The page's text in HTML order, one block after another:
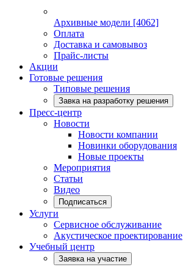
Архивные модели [4062]
Оплата
Доставка и самовывоз
Прайс-листы
Акции
Готовые решения
Типовые решения
Завка на разработку решения
Пресс-центр
Новости
Новости компании
Новинки оборудования
Новые проекты
Мероприятия
Статьи
Видео
Подписаться
Услуги
Сервисное обслуживание
Акустическое проектирование
Учебный центр
Заявка на участие